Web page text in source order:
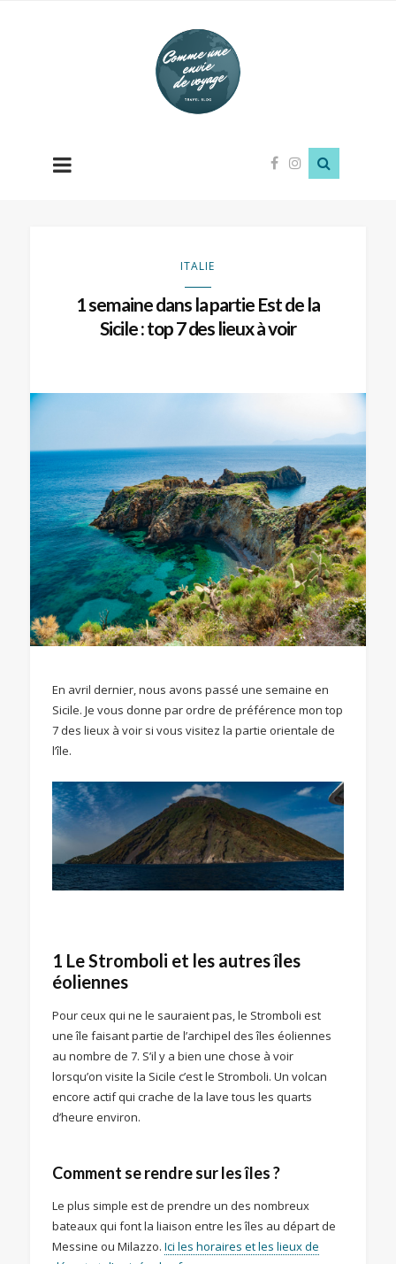
Comme
une
envie
de
ITALIE
1 semaine dans la partie Est de la
Sicile : top 7 des lieux à voir
En avril dernier, nous avons passé une semaine en
Sicile. Je vous donne par ordre de préférence mon top
7 des lieux à voir si vous visitez la partie orientale de
l’île.
1 Le Stromboli et les autres îles
éoliennes
Pour ceux qui ne le sauraient pas, le Stromboli est
une île faisant partie de l’archipel des îles éoliennes
au nombre de 7. S’il y a bien une chose à voir
lorsqu’on visite la Sicile c’est le Stromboli. Un volcan
encore actif qui crache de la lave tous les quarts
d’heure environ.
Comment se rendre sur les îles ?
Le plus simple est de prendre un des nombreux
bateaux qui font la liaison entre les îles au départ de
Messine ou Milazzo. Ici les horaires et les lieux de